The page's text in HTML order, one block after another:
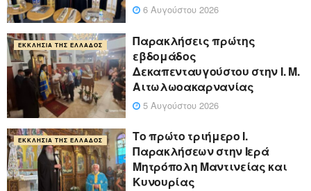
6 Αυγούστου 2026
ΕΚΚΛΗΣΊΑ ΤΗΣ ΕΛΛΆΔΟΣ
Παρακλήσεις πρώτης
εβδομάδος
Δεκαπενταυγούστου στην Ι. Μ.
Αιτωλωοακαρνανίας
5 Αυγούστου 2026
ΕΚΚΛΗΣΊΑ ΤΗΣ ΕΛΛΆΔΟΣ
Το πρώτο τριήμερο Ι.
Παρακλήσεων στην Ιερά
Μητρόπολη Μαντινείας και
Κυνουρίας